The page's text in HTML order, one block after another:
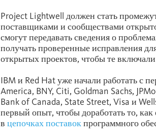
Project Lightwell должен стать
поставщиками и сообществами
смогут передавать сведения о
получать проверенные исправления
открытых проектов, чтобы те
IBM и Red Hat уже начали работать с
America, BNY, Citi, Goldman Sachs,
Bank of Canada, State Street, Visa и
первый опыт, чтобы доработать то,
в цепочках поставокпрограммного